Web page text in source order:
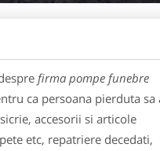
firma pompe funebre
ca persoana pierduta sa
accesorii si articole
etc, repatriere decedati,